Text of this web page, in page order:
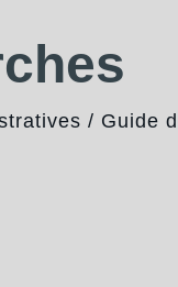
/ Guide